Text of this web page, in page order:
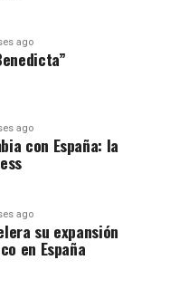
ago
ago
con España: la
ago
su expansión
en España